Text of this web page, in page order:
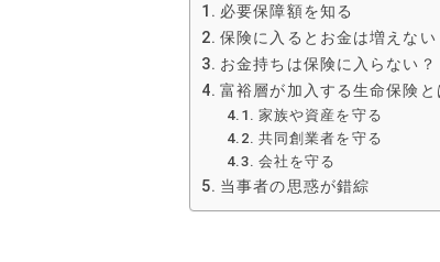
必要保障額を知る
保険に入るとお金は増えない
お金持ちは保険に入らない？
富裕層が加入する生命保険と
家族や資産を守る
共同創業者を守る
会社を守る
当事者の思惑が錯綜